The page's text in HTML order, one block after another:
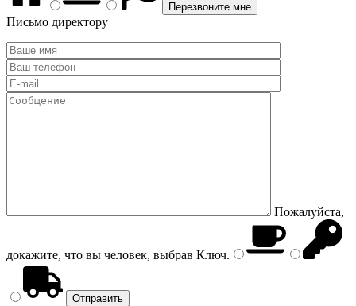
Письмо директору
Пожалуйста,
докажите, что вы человек, выбрав Ключ.